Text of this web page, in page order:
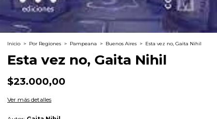
Inicio > Por Regiones > Pampeana > Buenos Aires > Esta vez no, Gaita Nihil
Esta vez no, Gaita Nihil
$23.000,00
Ver más detalles